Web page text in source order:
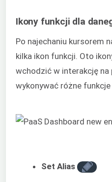
Ikony funkcji dla
Po najechaniu kursorem
kilka ikon funkcji. Oto
wchodzić w interakcję na
wykonywać różne
Set Alias